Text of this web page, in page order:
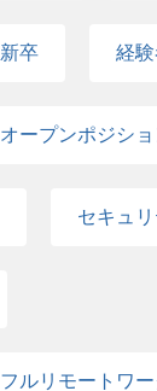
新卒 経験
オープンポジシ
セキュ
フルリモートワ